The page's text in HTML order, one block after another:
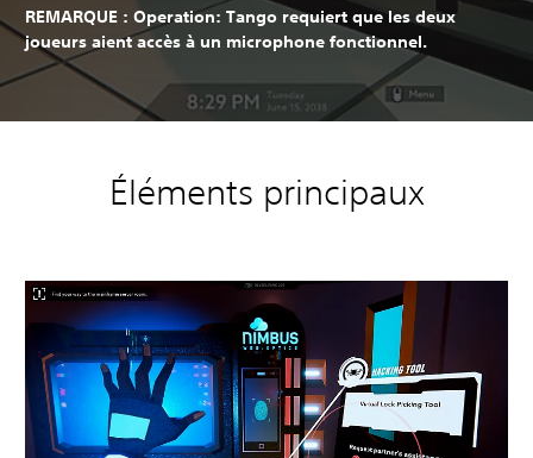
REMARQUE : Operation: Tango requiert que les deux
joueurs aient accès à un microphone fonctionnel.
Éléments principaux